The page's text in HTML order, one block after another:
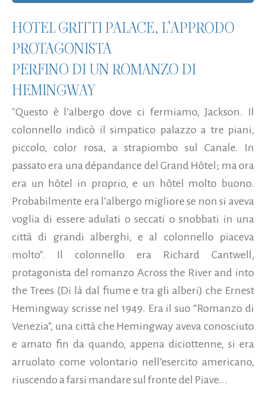
HOTEL GRITTI PALACE, L'APPRODO
PROTAGONISTA
PERFINO DI UN ROMANZO DI
HEMINGWAY
"Questo è l’albergo dove ci fermiamo, Jackson. Il
colonnello indicò il simpatico palazzo a tre piani,
piccolo, color rosa, a strapiombo sul Canale. In
passato era una dépandance del Grand Hôtel; ma ora
era un hôtel in proprio, e un hôtel molto buono.
Probabilmente era l’albergo migliore se non si aveva
voglia di essere adulati o seccati o snobbati in una
città di grandi alberghi, e al colonnello piaceva
molto". Il colonnello era Richard Cantwell,
protagonista del romanzo Across the River and into
the Trees (Di là dal fiume e tra gli alberi) che Ernest
Hemingway scrisse nel 1949. Era il suo “Romanzo di
Venezia”, una città che Hemingway aveva conosciuto
e amato fin da quando, appena diciottenne, si era
arruolato come volontario nell’esercito americano,
riuscendo a farsi mandare sul fronte del Piave...